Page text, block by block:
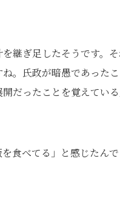
継ぎ足したそうです。
。氏政が暗愚であった
だったことを覚えてい
食べてる」と感じたん